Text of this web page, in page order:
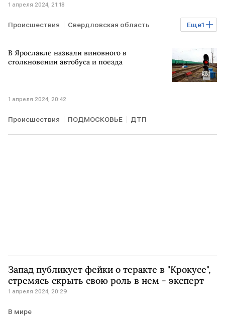
1 апреля 2024, 21:18
Еще1
Происшествия Свердловская область
авария в шахте
В Ярославле назвали виновного в
столкновении автобуса и поезда
1 апреля 2024, 20:42
Происшествия ПОДМОСКОВЬЕ ДТП
Запад публикует фейки о теракте в "Крокусе",
стремясь скрыть свою роль в нем - эксперт
1 апреля 2024, 20:29
В мире